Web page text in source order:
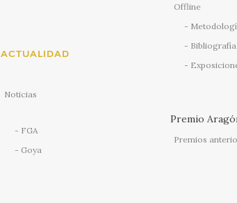
ACTUALIDAD
Noticias
FGA
Goya
Offline
Bibliografía
Premio
Premios